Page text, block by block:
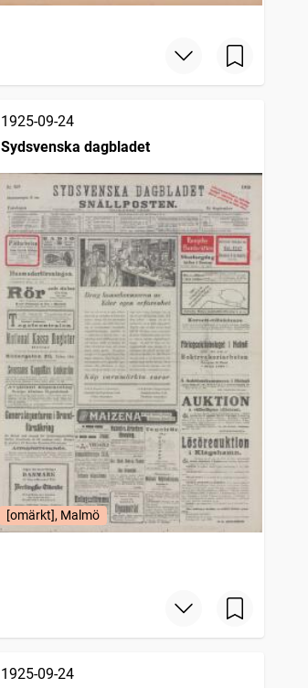
1925-09-24
Sydsvenska dagbladet
[omärkt], Malmö
1925-09-24